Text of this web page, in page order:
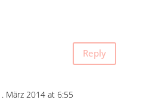
Reply
März 2014 at 6:55